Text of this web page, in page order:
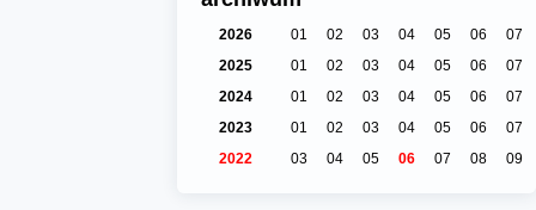
2026 01 02 03 04 05 06
07
2025
01 02 03 04 05 06
07
2024
01 02 03 04 05 06
07
2023
01 02 03 04 05 06
07
2022
03 04 05 06 07 08 09